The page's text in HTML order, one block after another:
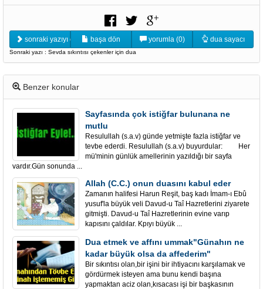
sonraki yazıyı oku başa dön yorumla (0) dua sayacı
Sonraki yazı : Sevda sıkıntısı çekenler için dua
Benzer konular
Sayfasında çok istiğfar bulunana ne
mutlu
Resulullah (s.a.v) günde yetmişte fazla istiğfar ve
tevbe ederdi. Resulullah (s.a.v) buyurdular: Her
mü'minin günlük amellerinin yazıldığı bir sayfa
vardır.Gün sonunda ...
Allah (C.C.) onun duasını kabul eder
Zamanın halifesi Harun Reşit, baş kadı İmam-ı Ebû
yusuf'la büyük veli Davud-u Taî Hazretlerini ziyarete
gitmişti. Davud-u Taî Hazretlerinin evine varıp
kapısını çaldılar. Kpıyı büyük ...
Dua etmek ve affını ummak"Günahın ne
kadar büyük olsa da affederim"
Bir sıkıntısı olan,bir işini bir ihtiyacını karşılamak ve
gördürmek isteyen ama bunu kendi başına
yapmaktan aciz olan,kısacası işi bir başkasının